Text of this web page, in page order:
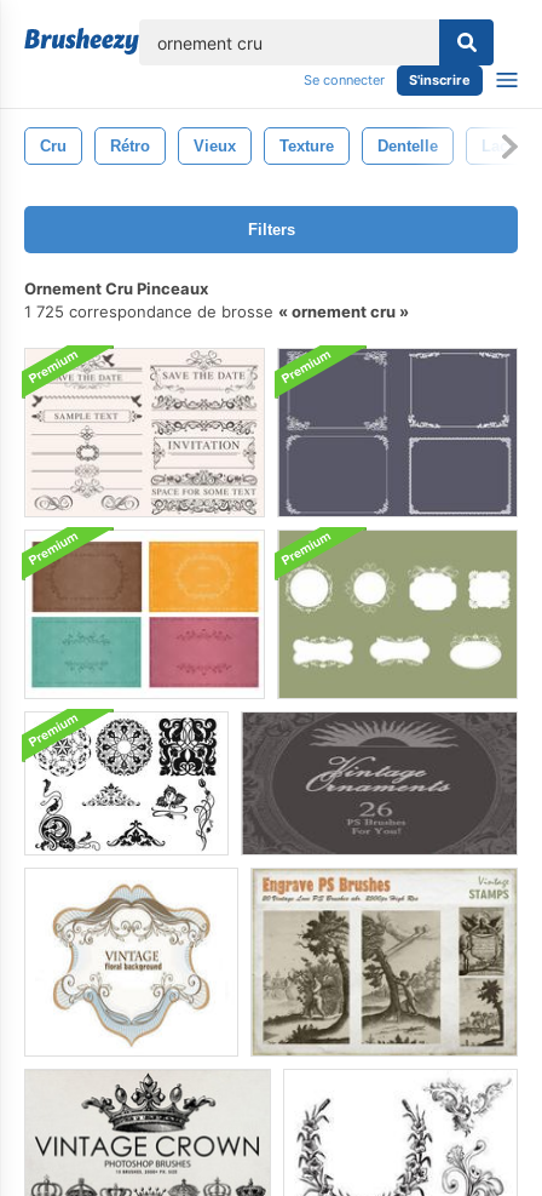
Se connecter S'inscrire
Cru Rétro Vieux Texture Dentelle Lacey
Filters
Ornement Cru Pinceaux
1 725 correspondance de brosse
ornement cru